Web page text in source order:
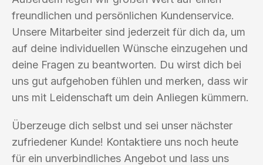
freundlichen und persönlichen Kundenservice.
Unsere Mitarbeiter sind jederzeit für dich da, um
auf deine individuellen Wünsche einzugehen und
deine Fragen zu beantworten. Du wirst dich bei
uns gut aufgehoben fühlen und merken, dass wir
uns mit Leidenschaft um dein Anliegen kümmern.
Überzeuge dich selbst und sei unser nächster
zufriedener Kunde! Kontaktiere uns noch heute
für ein unverbindliches Angebot und lass uns